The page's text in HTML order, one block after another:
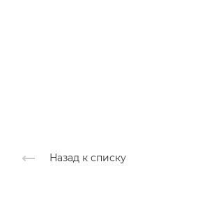
Назад к списку